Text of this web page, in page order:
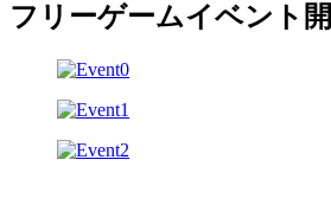
フリーゲームイベント開